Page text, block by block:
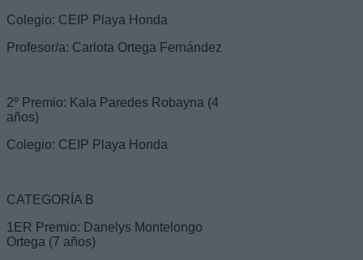
Colegio: CEIP Playa Honda
Profesor/a: Carlota Ortega Fernández
2º Premio: Kala Paredes Robayna (4
años)
Colegio: CEIP Playa Honda
CATEGORÍA B
1ER Premio: Danelys Montelongo
Ortega (7 años)